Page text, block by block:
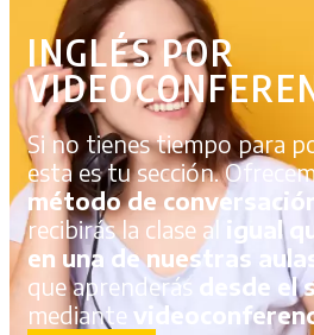
INGLÉS POR
Si no tienes tiempo para
esta es tu sección.
método de conversación
recibirás la clase al
igual
en una de nuestras
que aprenderás desde el
mediante